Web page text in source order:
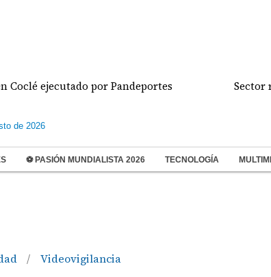
por Pandeportes Sector retail
de 2026
⚽ PASIÓN MUNDIALISTA 2026 TECNOLOGÍA
/ Videovigilancia